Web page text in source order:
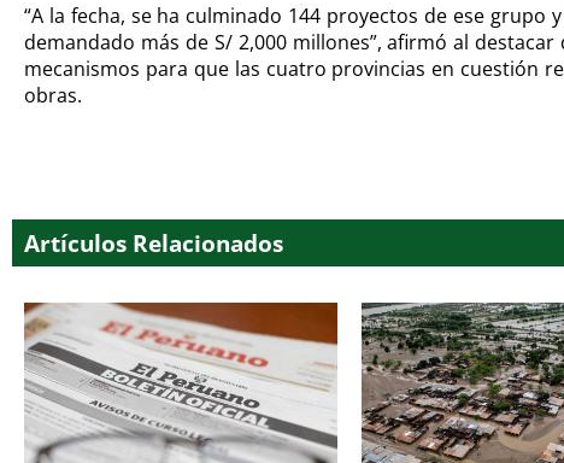
“A la fecha, se ha culminado 144 proyectos de ese grupo
demandado más de S/ 2,000 millones”, afirmó al
mecanismos para que las cuatro provincias en cuestión
obras.
Artículos Relacionados